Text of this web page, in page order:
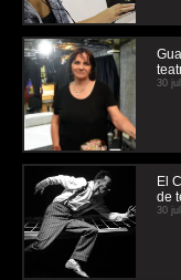
30
El
de
30